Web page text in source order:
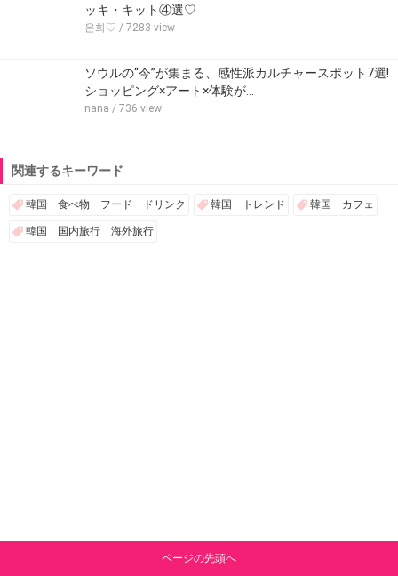
ッキ・キット④選♡
은화♡ / 7283 view
ソウルの“今”が集まる、感性派カルチャースポット7選!
ショッピング×アート×体験が…
nana / 736 view
関連するキーワード
韓国 食べ物 フード ドリンク 韓国 トレンド 韓国 カフェ
韓国 国内旅行 海外旅行
ページの先頭へ